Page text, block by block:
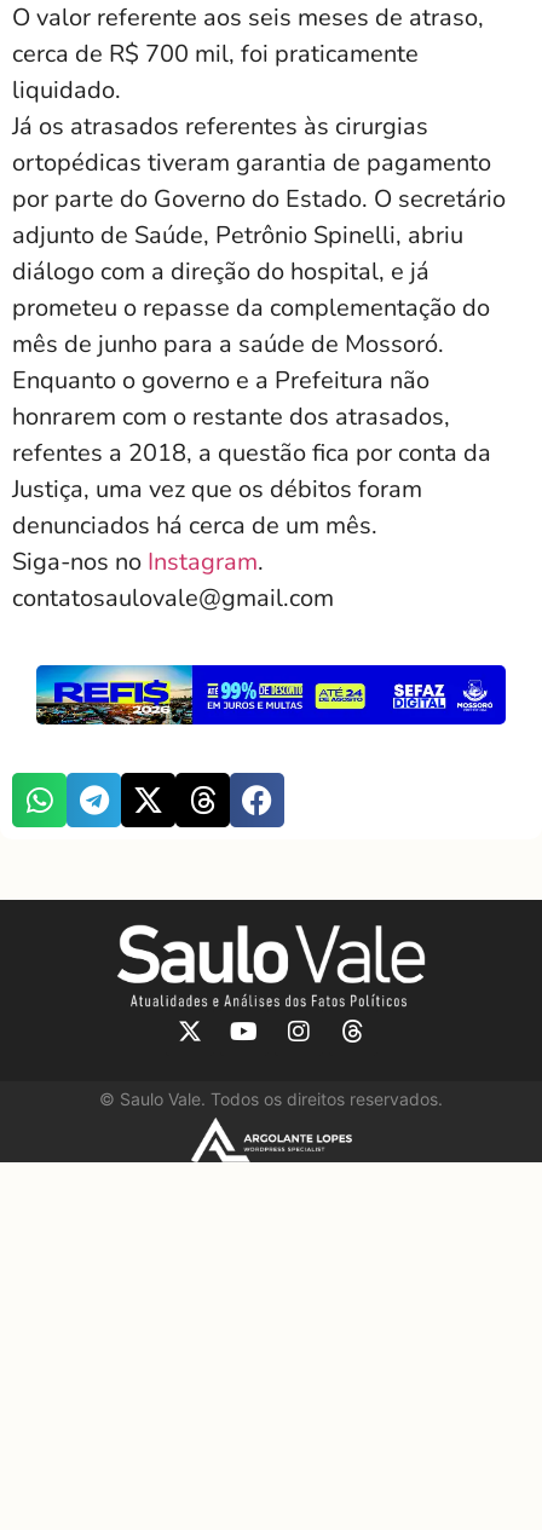
O valor referente aos seis meses de atraso,
cerca de R$ 700 mil, foi praticamente
liquidado.
Já os atrasados referentes às cirurgias
ortopédicas tiveram garantia de pagamento
por parte do Governo do Estado. O secretário
adjunto de Saúde, Petrônio Spinelli, abriu
diálogo com a direção do hospital, e já
prometeu o repasse da complementação do
mês de junho para a saúde de Mossoró.
Enquanto o governo e a Prefeitura não
honrarem com o restante dos atrasados,
refentes a 2018, a questão fica por conta da
Justiça, uma vez que os débitos foram
denunciados há cerca de um mês.
Siga-nos no Instagram.
contatosaulovale@gmail.com
© Saulo Vale. Todos os direitos reservados.